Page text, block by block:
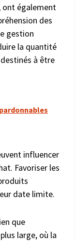
ont également
des
gestion
la quantité
à être
influencer
Favoriser les
date limite.
que
large, où la